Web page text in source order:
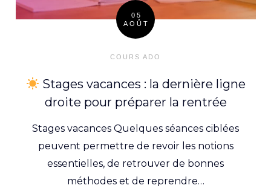
05
AOÛT
COURS ADO
Stages vacances : la dernière ligne
droite pour préparer la rentrée
Stages vacances Quelques séances ciblées
peuvent permettre de revoir les notions
essentielles, de retrouver de bonnes
méthodes et de reprendre…